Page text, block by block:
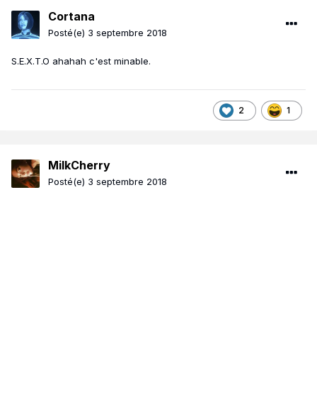
Cortana
Posté(e) 3 septembre 2018
S.E.X.T.O ahahah c'est minable.
2 1
MilkCherry
Posté(e) 3 septembre 2018